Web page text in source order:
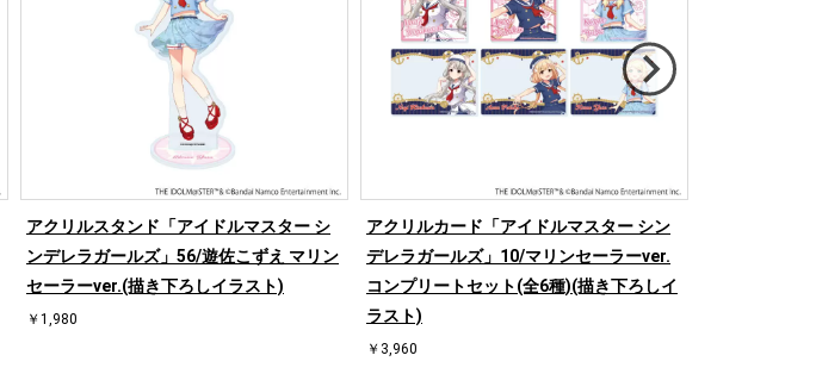
アクリルスタンド「アイドルマスター シ
ンデレラガールズ」56/遊佐こずえ マリン
セーラーver.(描き下ろしイラスト)
￥1,980
アクリルカード「アイドルマスター シン
デレラガールズ」10/マリンセーラーver.
コンプリートセット(全6種)(描き下ろしイ
ラスト)
￥3,960